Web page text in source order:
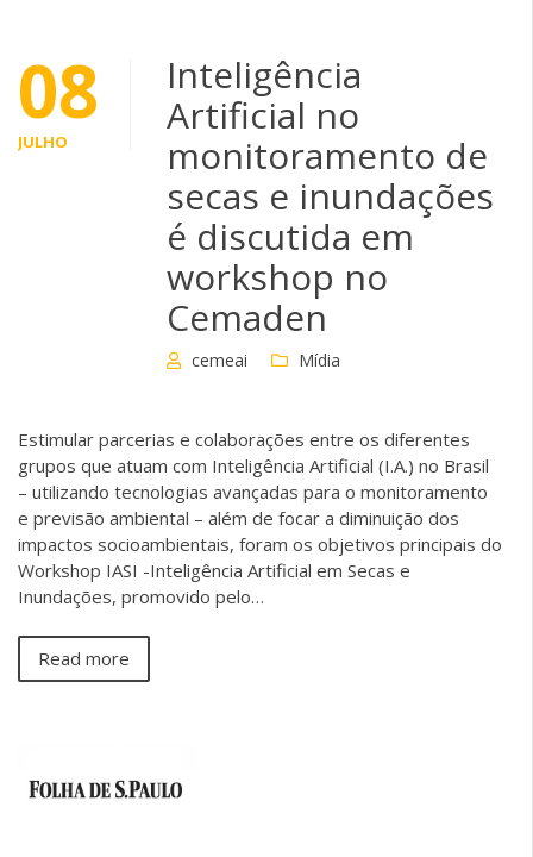
08
JULHO
Inteligência
Artificial no
monitoramento de
secas e inundações
é discutida em
workshop no
Cemaden
cemeai Mídia
Estimular parcerias e colaborações entre os diferentes
grupos que atuam com Inteligência Artificial (I.A.) no Brasil
– utilizando tecnologias avançadas para o monitoramento
e previsão ambiental – além de focar a diminuição dos
impactos socioambientais, foram os objetivos principais do
Workshop IASI -Inteligência Artificial em Secas e
Inundações, promovido pelo…
Read more